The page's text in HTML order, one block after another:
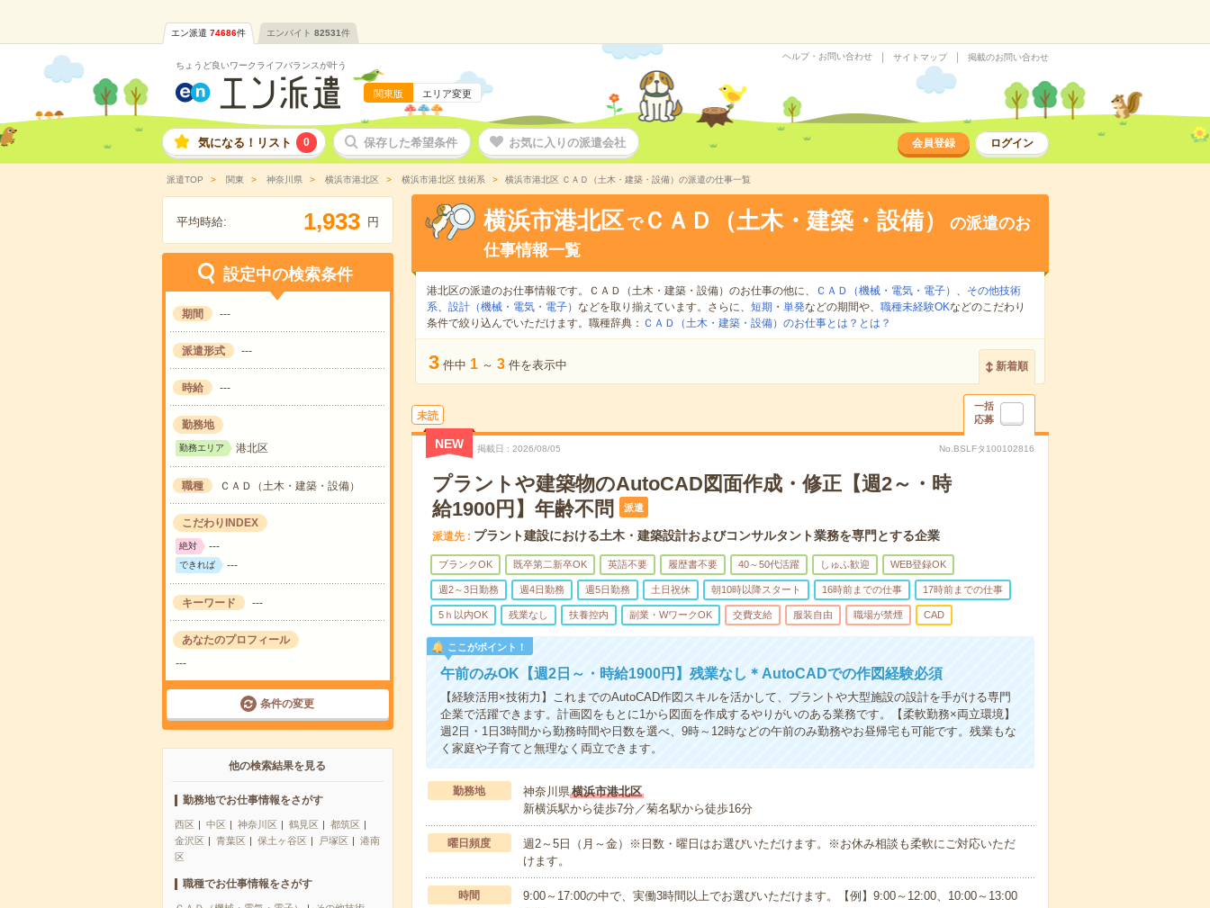
エン派遣 74686件 エンバイト 82531件
ちょうど良いワークライフバランスが叶う
関東版 エリア変更
ヘルプ・お問い合わせ サイトマップ 掲載のお問い合わせ
気になる！リスト 0 保存した希望条件 お気に入りの派遣会社 会員登録 ログイン
派遣TOP 関東 神奈川県 横浜市港北区 横浜市港北区 技術系 横浜市港北区 ＣＡＤ（土木・建築・設備）の派遣の仕事一覧
平均時給: 1,933 円
設定中の検索条件
期間 ---
派遣形式 ---
時給 ---
勤務地
勤務エリア 港北区
職種 ＣＡＤ（土木・建築・設備）
こだわりINDEX
絶対 ---
できれば ---
キーワード ---
あなたのプロフィール
---
条件の変更
他の検索結果を見る
勤務地でお仕事情報をさがす
西区 中区 神奈川区 鶴見区
都筑区
金沢区
青葉区 保土ヶ谷区 戸塚区
港南
区
職種でお仕事情報をさがす
横浜市港北区 でＣＡＤ（土木・建築・設備）
の派遣のお
仕事情報一覧
港北区の派遣のお仕事情報です。ＣＡＤ（土木・建築・設備）のお仕事の他に、 ＣＡＤ（機械・電気・電子） 、
その他技術
系、 設計（機械・電気・電子） などを取り揃えています。さらに、 短期 ・ 単発などの期間や、 職種未経験OKなどのこだわり
条件で絞り込んでいただけます。職種辞典： ＣＡＤ（土木・建築・設備）のお仕事とは？とは？
3 件中 1 ～ 3 件を表示中 新着順
未読
一括
応募
NEW 掲載日 2026/08/05 No.BSLFタ100102816
プラントや建築物のAutoCAD図面作成・修正【週2～・時
給1900円】年齢不問
派遣
派遣先 プラント建設における土木・建築設計およびコンサルタント業務を専門とする企業
ブランクOK 既卒第二新卒OK 英語不要 履歴書不要 40～50代活躍 しゅふ歓迎 WEB登録OK
週2～3日勤務 週4日勤務 週5日勤務 土日祝休 朝10時以降スタート 16時前までの仕事 17時前までの仕事
5ｈ以内OK 残業なし 扶養控内 副業・WワークOK 交費支給 服装自由 職場が禁煙 CAD
ここがポイント！
午前のみOK【週2日～・時給1900円】残業なし＊AutoCADでの作図経験必須
【経験活用×技術力】これまでのAutoCAD作図スキルを活かして、プラントや大型施設の設計を手がける専門
企業で活躍できます。計画図をもとに1から図面を作成するやりがいのある業務です。【柔軟勤務×両立環境】
週2日・1日3時間から勤務時間や日数を選べ、9時～12時などの午前のみ勤務やお昼帰宅も可能です。残業もな
く家庭や子育てと無理なく両立できます。
勤務地 神奈川県横浜市港北区
新横浜駅から徒歩7分／菊名駅から徒歩16分
曜日頻度
週2～5日（月～金）※日数・曜日はお選びいただけます。※お休み相談も柔軟にご対応いただ
けます。
時間
9:00～17:00の中で、実働3時間以上でお選びいただけます。【例】9:00～12:00、10:00～13:00